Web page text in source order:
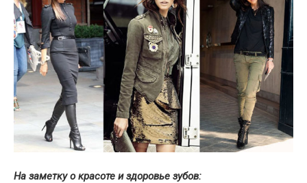
На заметку о красоте и здоровье зубов: